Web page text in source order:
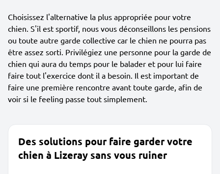
Choisissez l'alternative la plus appropriée pour votre
chien. S'il est sportif, nous vous déconseillons les pensions
ou toute autre garde collective car le chien ne pourra pas
être assez sorti. Privilégiez une personne pour la garde de
chien qui aura du temps pour le balader et pour lui faire
faire tout l'exercice dont il a besoin. Il est important de
faire une première rencontre avant toute garde, afin de
voir si le feeling passe tout simplement.
Des solutions pour faire garder votre
chien à Lizeray sans vous ruiner